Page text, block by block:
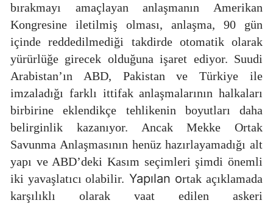
bırakmayı amaçlayan anlaşmanın Amerikan
Kongresine iletilmiş olması, anlaşma, 90 gün
içinde reddedilmediği takdirde otomatik olarak
yürürlüğe girecek olduğuna işaret ediyor. Suudi
Arabistan’ın ABD, Pakistan ve Türkiye ile
imzaladığı farklı ittifak anlaşmalarının halkaları
birbirine eklendikçe tehlikenin boyutları daha
belirginlik kazanıyor. Ancak Mekke Ortak
Savunma Anlaşmasının henüz hazırlayamadığı alt
yapı ve ABD’deki Kasım seçimleri şimdi önemli
iki yavaşlatıcı olabilir. Yapılan ortak açıklamada
karşılıklı olarak vaat edilen askeri